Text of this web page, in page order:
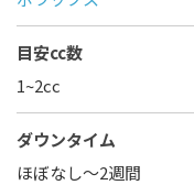
目安cc数
1~2cc
ダウンタイム
ほぼなし〜2週間